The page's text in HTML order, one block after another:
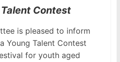
Talent Contest
is pleased to inform
Young Talent Contest
for youth aged